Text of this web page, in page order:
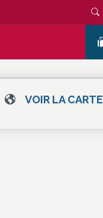
VOIR LA CARTE